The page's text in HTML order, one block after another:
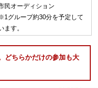
民オーディション
グループ約30分を予定して
ます。
どちらかだけの参加も大